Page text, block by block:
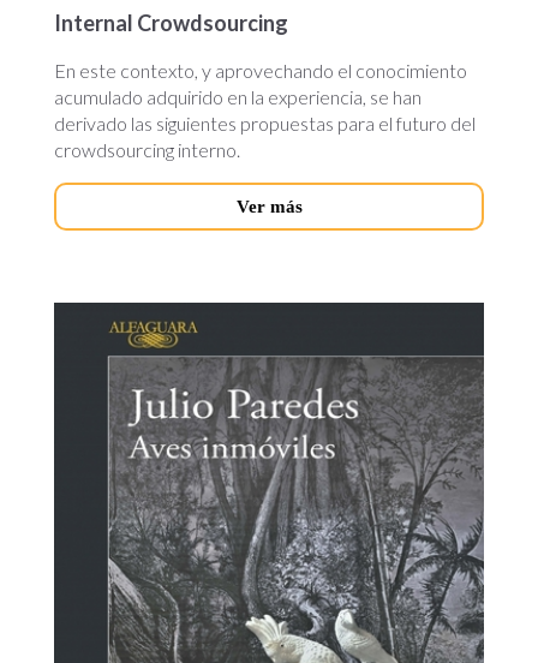
Internal Crowdsourcing
En este contexto, y aprovechando el conocimiento
acumulado adquirido en la experiencia, se han
derivado las siguientes propuestas para el futuro del
crowdsourcing interno.
Ver más
aves-
inmoviles.jpg